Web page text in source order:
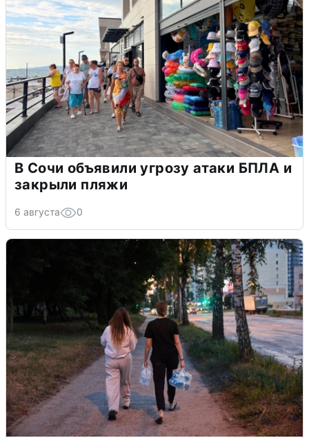
В Сочи объявили угрозу атаки БПЛА и
закрыли пляжи
6 августа 0